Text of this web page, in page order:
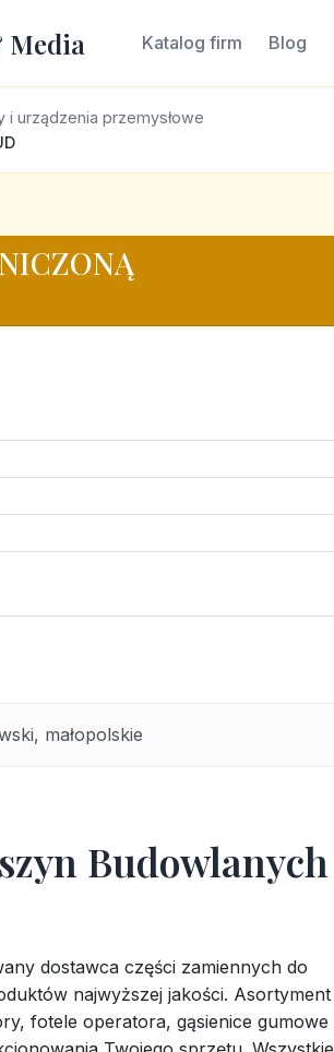
Media Katalog firm Blog
i urządzenia przemysłowe
małopolskie
Budowlanych
dostawca części zamiennych do
najwyższej jakości. Asortyment
fotele operatora, gąsienice gumowe